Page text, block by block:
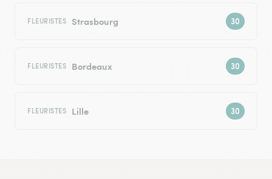
FLEURISTES Strasbourg
FLEURISTES Bordeaux
FLEURISTES Lille